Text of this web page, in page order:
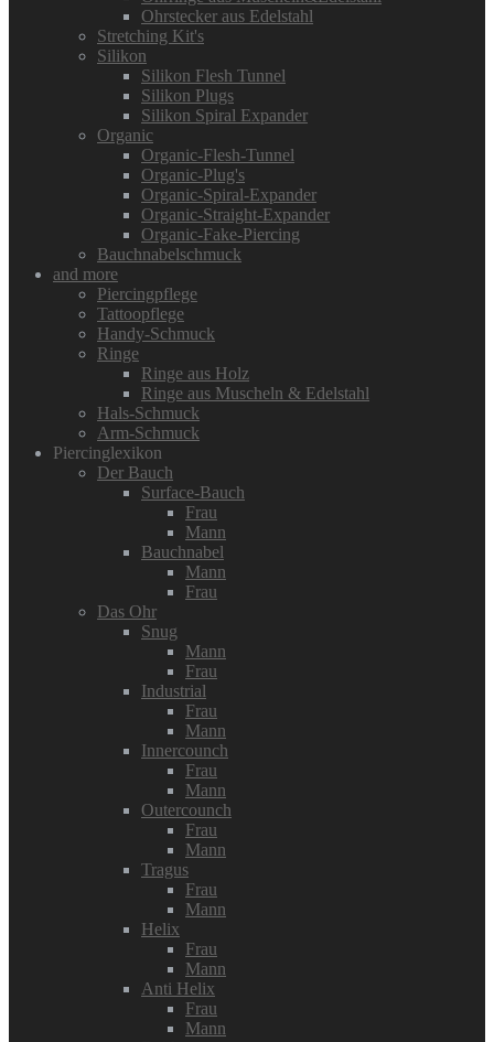
Ohrstecker aus Edelstahl
Stretching Kit's
Silikon
Silikon Flesh Tunnel
Silikon Plugs
Silikon Spiral Expander
Organic
Organic-Flesh-Tunnel
Organic-Plug's
Organic-Spiral-Expander
Organic-Straight-Expander
Organic-Fake-Piercing
Bauchnabelschmuck
and more
Piercingpflege
Tattoopflege
Handy-Schmuck
Ringe
Ringe aus Holz
Ringe aus Muscheln & Edelstahl
Hals-Schmuck
Arm-Schmuck
Piercinglexikon
Der Bauch
Surface-Bauch
Frau
Mann
Bauchnabel
Mann
Frau
Das Ohr
Snug
Mann
Frau
Industrial
Frau
Mann
Innercounch
Frau
Mann
Outercounch
Frau
Mann
Tragus
Frau
Mann
Helix
Frau
Mann
Anti Helix
Frau
Mann